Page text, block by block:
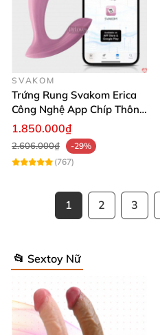
SVAKOM
Trứng Rung Svakom Erica
Công Nghệ App Chíp Thông
Minh
1.850.000₫
2.606.000₫
-29%
(767)
1 2 3
📂 Sextoy Nữ